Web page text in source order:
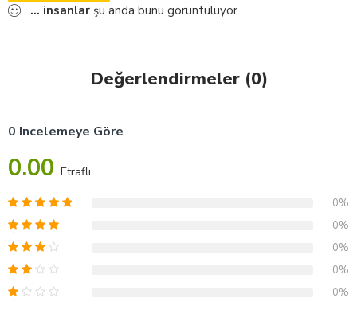
... insanlar şu anda bunu görüntülüyor
Değerlendirmeler (0)
0 Incelemeye Göre
0.00 Etraflı
0%
0%
0%
0%
0%